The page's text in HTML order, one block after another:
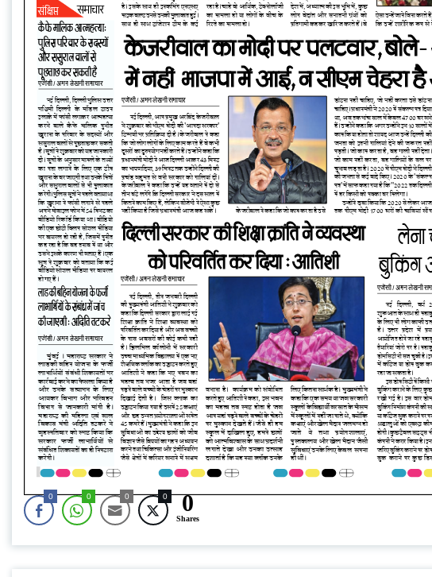
0 0 0 0 0
Shares